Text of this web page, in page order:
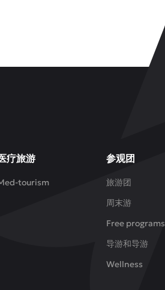
疗旅游
tourism
参观团
旅游团
周末游
Free programs
导游和导游
Wellness